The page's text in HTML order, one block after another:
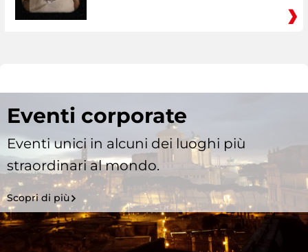
Eventi corporate
Eventi unici in alcuni dei luoghi più
straordinari al mondo.
Scopri di più